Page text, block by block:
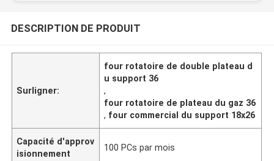
DESCRIPTION DE PRODUIT
Surligner:
four rotatoire de double plateau d
u support 36
,
four rotatoire de plateau du gaz 36
, four commercial du support 18x26
Capacité d'approv
isionnement
100 PCs par mois